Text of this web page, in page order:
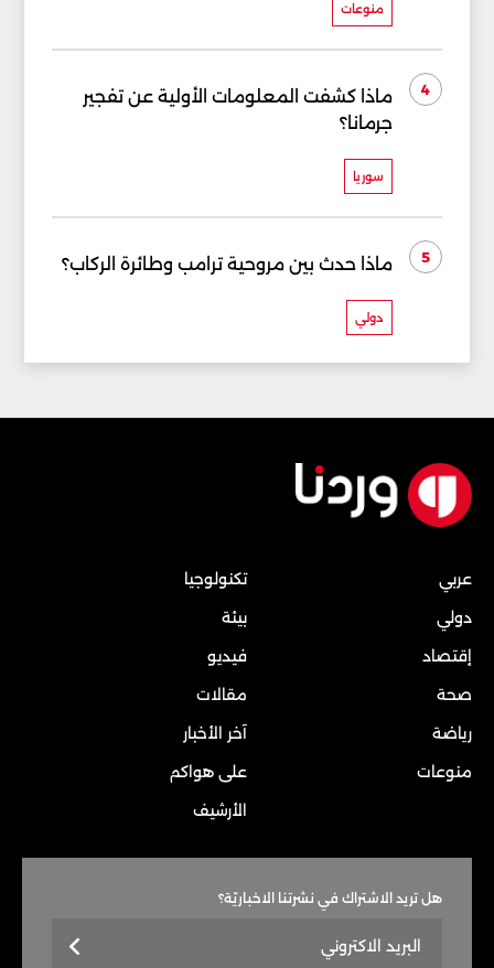
منوعات
4
ماذا كشفت المعلومات الأولية عن تفجير
جرمانا؟
سوريا
5 ماذا حدث بين مروحية ترامب وطائرة الركاب؟
دولي
عربي
دولي
إقتصاد
صحة
رياضة
منوعات
تكنولوجيا
بيئة
فيديو
مقالات
آخر الأخبار
على هواكم
الأرشيف
هل تريد الاشتراك في نشرتنا الاخباريّة؟